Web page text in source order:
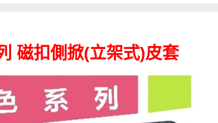
磁扣側掀(立架式)皮套